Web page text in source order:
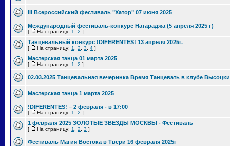
III Всероссийский фестиваль "Хатор" 07 июня 2025
Международный фестиваль-конкурс Натараджа (5 апреля 2025 г)
[ На страницу: 1 2 ]
Танцевальный конкурс !DIFERENTES! 13 апреля 2025г.
[ На страницу: 1 2 3 4 ]
Мастерская танца 01 марта 2025
[ На страницу: 1 2 ]
02.03.2025 Танцевальная вечеринка Время Танцевать в клубе
Мастерская танца 1 марта 2025
!DIFERENTES! – 2 февраля - в 17:00
[ На страницу: 1 2 ]
1 февраля 2025 ЗОЛОТЫЕ ЗВЁЗДЫ МОСКВЫ - Фестиваль
[ На страницу: 1 2 3 ]
Фестиваль Магия Востока в Твери 16 февраля 2025г